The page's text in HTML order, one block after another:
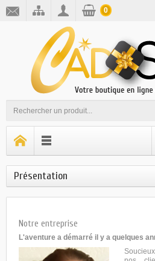
0
Présentation
Notre entreprise
L'aventure a démarré il y a quelques